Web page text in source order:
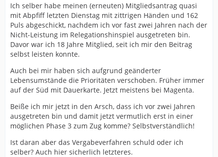
Ich selber habe meinen (erneuten) Mitgliedsantrag quasi
mit Abpfiff letzten Dienstag mit zittrigen Händen und 162
Puls abgeschickt, nachdem ich vor fast zwei Jahren nach der
Nicht-Leistung im Relegationshinspiel ausgetreten bin.
Davor war ich 18 Jahre Mitglied, seit ich mir den Beitrag
selbst leisten konnte.
Auch bei mir haben sich aufgrund geänderter
Lebensumstände die Prioritäten verschoben. Früher immer
auf der Süd mit Dauerkarte. Jetzt meistens bei Magenta.
Beiße ich mir jetzt in den Arsch, dass ich vor zwei Jahren
ausgetreten bin und damit jetzt vermutlich erst in einer
möglichen Phase 3 zum Zug komme? Selbstverständlich!
Ist daran aber das Vergabeverfahren schuld oder ich
selber? Auch hier sicherlich letzteres.